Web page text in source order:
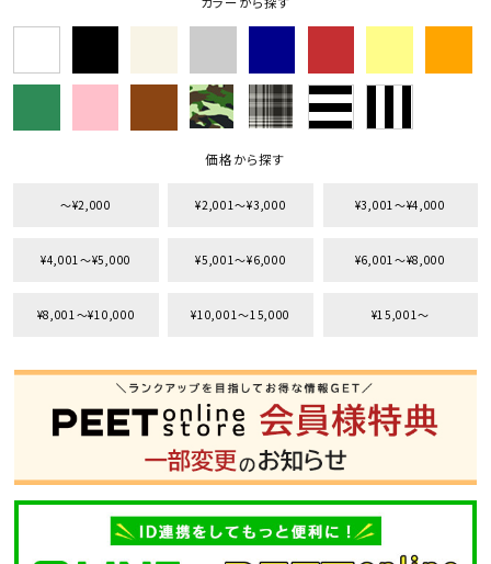
XL
XXL
34inc
36inc
38inc
カラー
tune 絞り込んで検索する
価格から探す
〜¥2,000 ¥2,001〜¥3,000 ¥3,001〜¥4,000
¥4,001〜¥5,000 ¥5,001〜¥6,000 ¥6,001〜¥8,000
¥8,001〜¥10,000 ¥10,001〜15,000 ¥15,001〜